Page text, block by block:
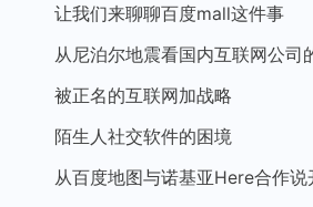
让我们来聊聊百度mall这件事
从尼泊尔地震看国内互联网公司
被正名的互联网加战略
陌生人社交软件的困境
从百度地图与诺基亚Here合作说